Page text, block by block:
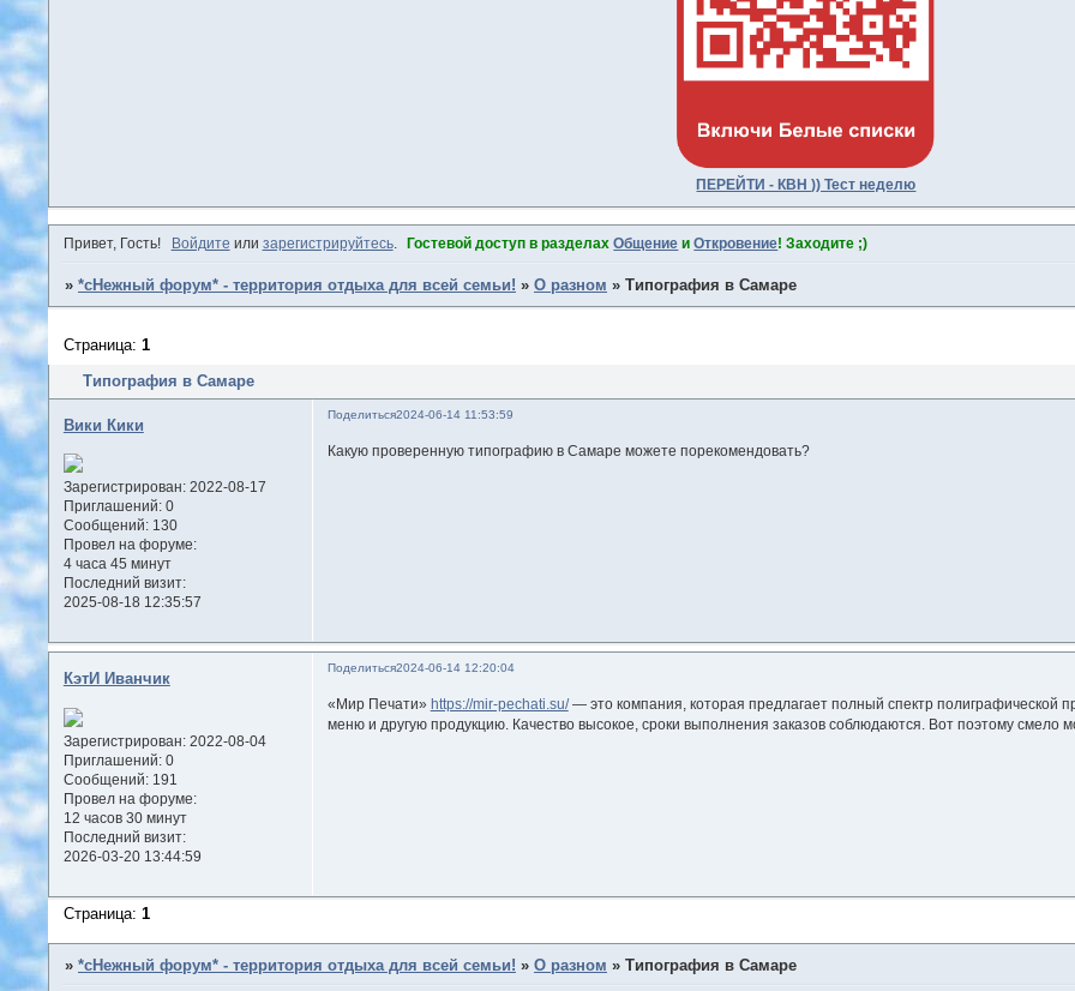
ПЕРЕЙТИ - КВН )) Тест неделю
Привет, Гость! Войдите или зарегистрируйтесь. Гостевой доступ в разделахОбщение иОткровение! Заходите ;)
» *сНежный форум* - территория отдыха для всей семьи! » О разном » Типография в Самаре
Типография в Самаре
Страница: 1
Поделиться2024-06-14 11:53:59
Вики Кики
Зарегистрирован: 2022-08-17
Приглашений:0
Сообщений:130
Провел на форуме:
4 часа 45 минут
Последний визит:
2025-08-18 12:35:57
Какую проверенную типографию в Самаре можете порекомендовать?
Поделиться2024-06-14 12:20:04
КэтИ Иванчик
Зарегистрирован: 2022-08-04
Приглашений:0
Сообщений:191
Провел на форуме:
12 часов 30 минут
Последний визит:
2026-03-20 13:44:59
«Мир Печати» https://mir-pechati.su/— это компания, которая предлагает полный спектр полиграфической
меню и другую продукцию. Качество высокое, сроки выполнения заказов соблюдаются. Вот поэтому смело
Страница: 1
» *сНежный форум* - территория отдыха для всей семьи! » О разном » Типография в Самаре